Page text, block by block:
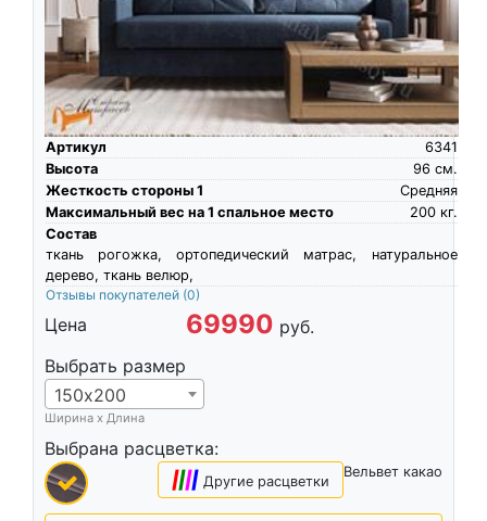
Артикул
6341
Высота
см.
96
Жесткость стороны 1
Средняя
Максимальный вес на 1 спальное место
кг.
200
Состав
ткань рогожка, ортопедический матрас, натуральное
дерево, ткань велюр,
Отзывы покупателей (0)
Цена 69990 руб.
Выбрать размер
150х200
Ширина х Длина
Выбрана расцветка:
Вельвет какао
|||| Другие расцветки